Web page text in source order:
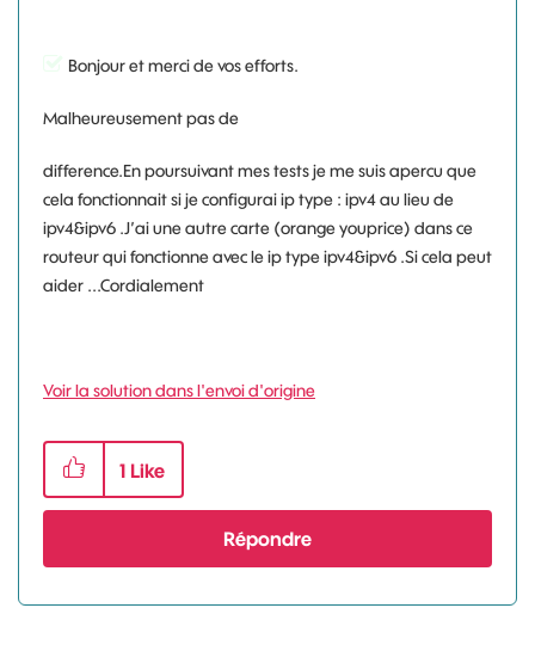
Bonjour et merci de vos efforts.
Malheureusement pas de
difference.En poursuivant mes tests je me suis apercu que
cela fonctionnait si je configurai ip type : ipv4 au lieu de
ipv4&ipv6 .J’ai une autre carte (orange youprice) dans ce
routeur qui fonctionne avec le ip type ipv4&ipv6 .Si cela peut
aider ...Cordialement
Voir la solution dans l'envoi d'origine
1 Like
Répondre